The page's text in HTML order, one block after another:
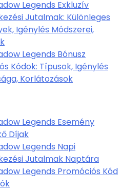
Legends Exkluzív
Jutalmak: Különleges
Igénylés Módszerei,
Legends Bónusz
Kódok: Típusok, Igénylés
Korlátozások
Legends Esemény
Díjak
Legends Napi
Jutalmak Naptára
Legends Promóciós Kód